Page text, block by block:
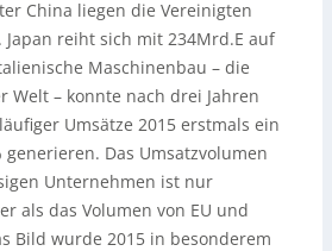
China liegen die Vereinigten
Japan reiht sich mit 234Mrd.E auf
Maschinenbau – die
Welt – konnte nach drei Jahren
Umsätze 2015 erstmals ein
generieren. Das Umsatzvolumen
Unternehmen ist nur
als das Volumen von EU und
Bild wurde 2015 in besonderem